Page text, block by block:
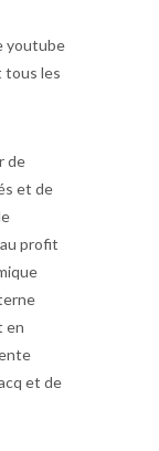
youtube
tous les
de
et de
profit
en
et de